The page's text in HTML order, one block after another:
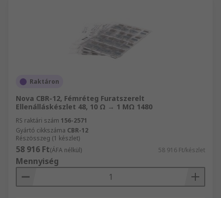
Raktáron
Nova CBR-12, Fémréteg Furatszerelt
Ellenálláskészlet 48, 10 Ω → 1 MΩ 1480
RS raktári szám 156-2571
Gyártó cikkszáma CBR-12
Részösszeg (1 készlet)
58 916 Ft(ÁFA nélkül) 58 916 Ft/készlet
Mennyiség